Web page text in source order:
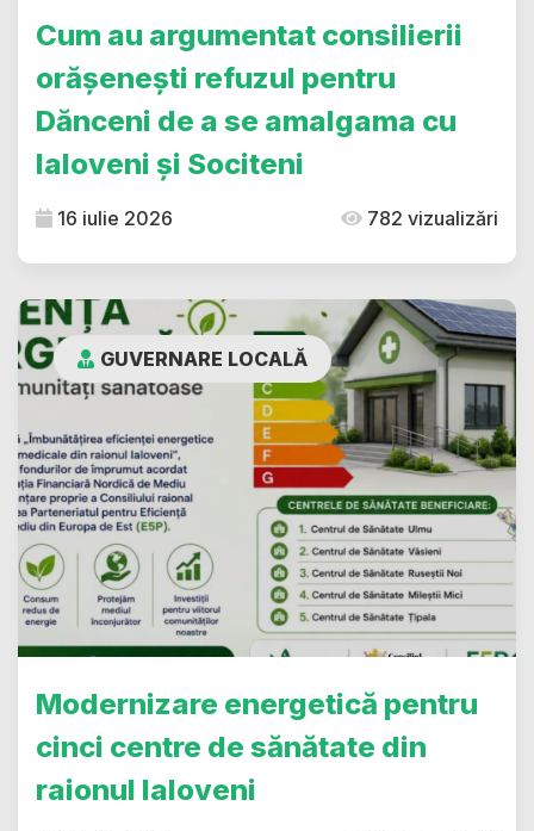
Cum au argumentat consilierii
orășenești refuzul pentru
Dănceni de a se amalgama cu
Ialoveni și Sociteni
16 iulie 2026 782 vizualizări
GUVERNARE LOCALĂ
Modernizare energetică pentru
cinci centre de sănătate din
raionul Ialoveni